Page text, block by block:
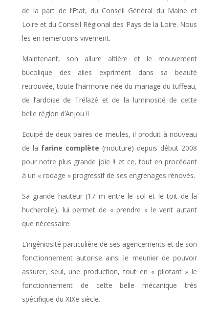
de la part de l’Etat, du Conseil Général du Maine et
Loire et du Conseil Régional des Pays de la Loire. Nous
les en remercions vivement.
Maintenant, son allure altière et le mouvement
bucolique des ailes expriment dans sa beauté
retrouvée, toute l’harmonie née du mariage du tuffeau,
de l’ardoise de Trélazé et de la luminosité de cette
belle région d’Anjou !!
Equipé de deux paires de meules, il produit à nouveau
de la farine complète (mouture) depuis début 2008
pour notre plus grande joie !! et ce, tout en procédant
à un « rodage » progressif de ses engrenages rénovés.
Sa grande hauteur (17 m entre le sol et le toit de la
hucherolle), lui permet de « prendre » le vent autant
que nécessaire.
L’ingéniosité particulière de ses agencements et de son
fonctionnement autorise ainsi le meunier de pouvoir
assurer, seul, une production, tout en « pilotant » le
fonctionnement de cette belle mécanique très
spécifique du XIXe siècle.